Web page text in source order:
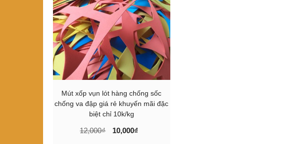
Mút xốp vụn lót hàng chống sốc
chống va đập giá rẻ khuyến mãi đặc
biệt chỉ 10k/kg
12,000₫
Giá
10,000₫